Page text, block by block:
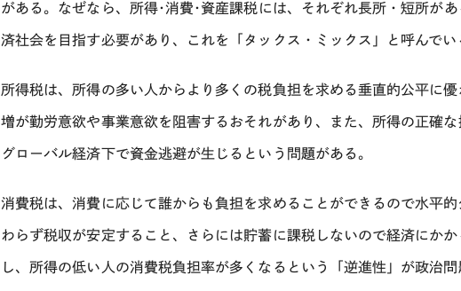
がある。なぜなら、所得･消費･資産課税には、それぞれ長所・短所が
済社会を目指す必要があり、これを「タックス・ミックス」と呼んでい
所得税は、所得の多い人からより多くの税負担を求める垂直的公平に
増が勤労意欲や事業意欲を阻害するおそれがあり、また、所得の正確
グローバル経済下で資金逃避が生じるという問題がある。
消費税は、消費に応じて誰からも負担を求めることができるので水平
わらず税収が安定すること、さらには貯蓄に課税しないので経済にか
し、所得の低い人の消費税負担率が多くなるという「逆進性」が政治問